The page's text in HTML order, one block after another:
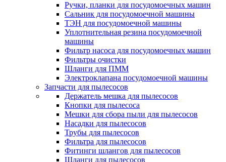
Ручки, планки для посудомоечных машин
Сальник для посудомоечной машины
ТЭН для посудомоечной машины
Уплотнительная резина посудомоечной
машины
Фильтр насоса для посудомоечных машин
Фильтры очистки
Шланги для ПММ
Электроклапана посудомоечной машины
Запчасти для пылесосов
Держатель мешка для пылесосов
Кнопки для пылесоса
Мешки для сбора пыли для пылесосов
Насадки для пылесосов
Трубы для пылесосов
Фильтра для пылесосов
Фитинги шлангов для пылесосов
Шланги для пылесосов